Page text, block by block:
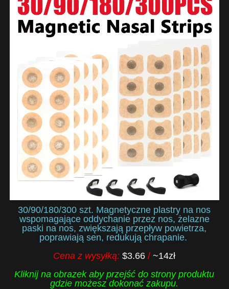
30/90/180/300 szt. Magnetyczne plastry na nos
wspomagające oddychanie przez nos, żelazne
paski na nos, zwiększają przepływ powietrza,
poprawiają sen, redukują chrapanie.
Cena z wysyłką:$3.66/~14zł
Kliknij na obrazek aby przejść do strony produktu
gdzie możesz dokonać zakupu.